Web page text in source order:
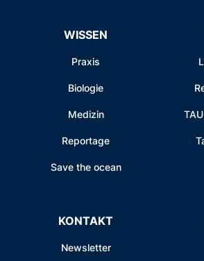
WISSEN
Praxis
Biologie
Medizin
Reportage
Save the ocean
KONTAKT
Newsletter